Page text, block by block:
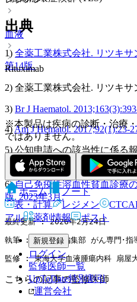
血液
Rituximab
※本製品は疾病の診断・治療
ではありません。
ホーム
ノート
表・計算
レジメン
アル
薬剤情報 ポスト
新規登録
ログイン
監修医師一覧
UpToDate特別割引
運営会社
出典
1) 全薬工業株式会社. リツキ
第14版.
2) 全薬工業株式会社. リツキ
3) Br J Haematol.
4)Am J Hematol. 2017;92(1):23-
5) 公知申請への該当性に係る
組換え) 広義の自己免疫性溶
6)自己免疫性溶血性貧血診療
版. 2023年3月.
最終更新 : 2026年2月24日
執筆 : HOKUTO編集部 がん専門･指
監修 : 東海大学血液腫瘍内科 扇屋
こちらの記事の監修医師